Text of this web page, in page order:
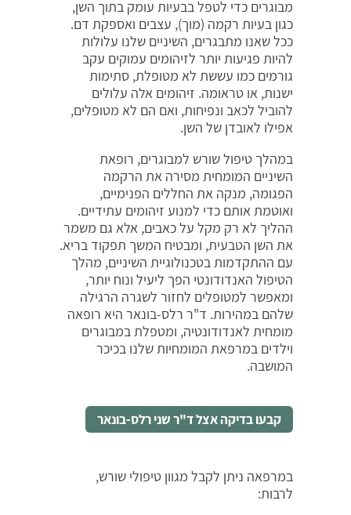
מבוגרים כדי לטפל בבעיות עומק בתוך השן,
כגון בעיות רקמה (מוך), עצבים ואספקת דם.
ככל שאנו מתבגרים, השיניים שלנו עלולות
להיות פגיעות יותר לזיהומים עמוקים עקב
גורמים כמו עששת לא מטופלת, סתימות
ישנות, או טראומה. זיהומים אלה עלולים
להוביל לכאב ונפיחות, ואם הם לא מטופלים,
אפילו לאובדן של השן.
במהלך טיפול שורש למבוגרים, רופאת
השיניים המומחית מסירה את הרקמה
הפגומה, מנקה את החללים הפנימיים,
ואוטמת אותם כדי למנוע זיהומים עתידיים.
ההליך לא רק מקל על כאבים, אלא גם משמר
את השן הטבעית, ומבטיח המשך תפקוד בריא.
עם ההתקדמות בטכנולוגיית השיניים, מהלך
הטיפול האנדודונטי הפך ליעיל ונוח יותר,
ומאפשר למטופלים לחזור לשגרה הרגילה
שלהם במהירות. ד"ר רלס-בונאר היא רופאה
מומחית לאנדודונטיה, ומטפלת במבוגרים
וילדים במרפאת המומחיות שלנו בכיכר
המושבה.
קבעו בדיקה אצל ד"ר שני רלס-בונאר
במרפאה ניתן לקבל מגוון טיפולי שורש,
לרבות: